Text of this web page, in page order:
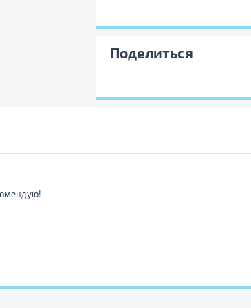
Поделиться